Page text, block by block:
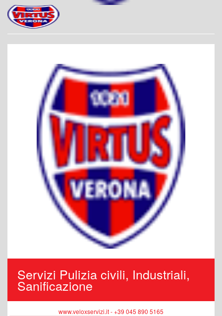
Servizi Pulizia civili, Industriali,
Sanificazione
www.veloxservizi.it - +39 045 890 5165